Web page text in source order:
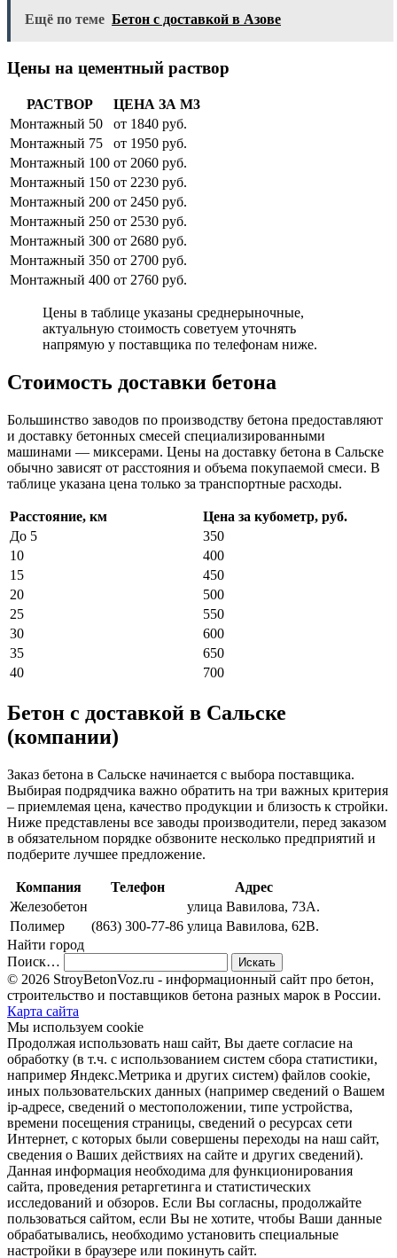
Ещё по теме Бетон с доставкой в Азове
Цены на цементный раствор
РАСТВОР
ЦЕНА ЗА М3
Монтажный 50
от 1840 руб.
Монтажный 75
от 1950 руб.
Монтажный 100 от 2060 руб.
Монтажный 150 от 2230 руб.
Монтажный 200 от 2450 руб.
Монтажный 250 от 2530 руб.
Монтажный 300 от 2680 руб.
Монтажный 350 от 2700 руб.
Монтажный 400 от 2760 руб.
Цены в таблице указаны среднерыночные,
актуальную стоимость советуем уточнять
напрямую у поставщика по телефонам ниже.
Стоимость доставки бетона
Большинство заводов по производству бетона предоставляют
и доставку бетонных смесей специализированными
машинами — миксерами. Цены на доставку бетона в Сальске
обычно зависят от расстояния и объема покупаемой смеси. В
таблице указана цена только за транспортные расходы.
Расстояние, км
Цена за кубометр, руб.
До 5
350
10
400
15
450
20
500
25
550
30
600
35
650
40
700
Бетон с доставкой в Сальске
(компании)
Заказ бетона в Сальске начинается с выбора поставщика.
Выбирая подрядчика важно обратить на три важных критерия
– приемлемая цена, качество продукции и близость к стройки.
Ниже представлены все заводы производители, перед заказом
в обязательном порядке обзвоните несколько предприятий и
подберите лучшее предложение.
Компания Телефон
Адрес
Железобетон
улица Вавилова, 73А.
Полимер
(863) 300-77-86 улица Вавилова, 62В.
Найти город
Поиск…
© 2026 StroyBetonVoz.ru - информационный сайт про бетон,
строительство и поставщиков бетона разных марок в России.
Карта сайта
Мы используем cookie
Продолжая использовать наш cайт, Вы даете согласие на
обработку (в т.ч. с использованием систем сбора статистики,
например Яндекс.Метрика и других систем) файлов cookie,
иных пользовательских данных (например сведений о Вашем
ip-адресе, сведений о местоположении, типе устройства,
времени посещения страницы, сведений о ресурсах сети
Интернет, с которых были совершены переходы на наш сайт,
сведения о Ваших действиях на сайте и других сведений).
Данная информация необходима для функционирования
сайта, проведения ретаргетинга и статистических
исследований и обзоров. Если Вы согласны, продолжайте
пользоваться сайтом, если Вы не хотите, чтобы Ваши данные
обрабатывались, необходимо установить специальные
настройки в браузере или покинуть сайт.